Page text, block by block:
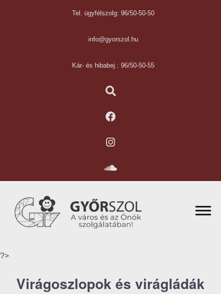
Tel. ügyfélszolg: 96/50-50-50
info@gyorszol.hu
Kár- és hibabej.: 96/50-50-55
?>
Virágoszlopok és virágládák